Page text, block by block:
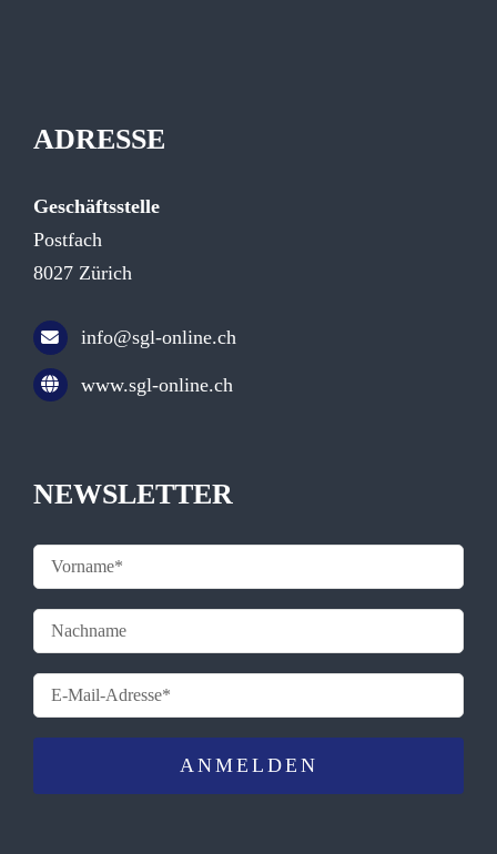
ADRESSE
Geschäftsstelle
Postfach
8027 Zürich
info@sgl-online.ch
www.sgl-online.ch
NEWSLETTER